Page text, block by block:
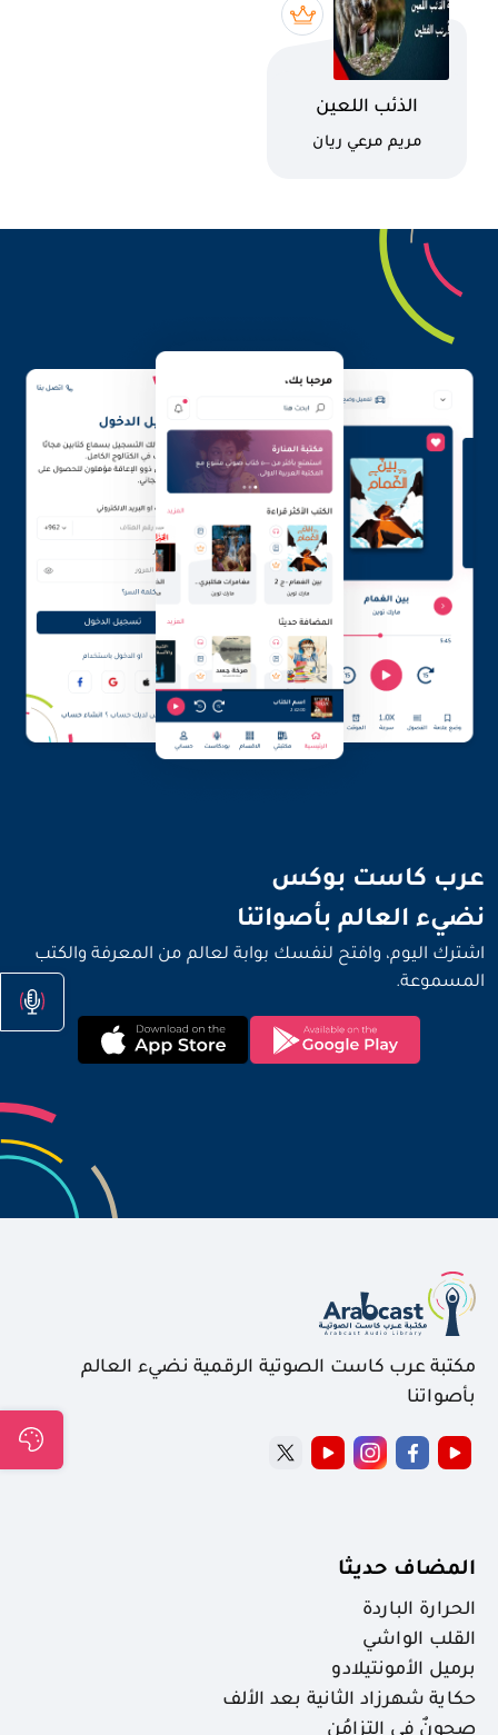
اسم الكتاب
الذئب اللعين
والارنب الفطين
كاتب
مريم مرعي ريان
عرب كاست بوكس
نضيء العالم بأصواتنا
اشترك اليوم، وافتح لنفسك بوابة لعالم من المعرفة والكتب
المسموعة.
مكتبة عرب كاست الصوتية الرقمية نضيء العالم
بأصواتنا
المضاف حديثا
الحرارة الباردة
القلب الواشي
برميل الأمونتيلادو
حكاية شهرزاد الثانية بعد الألف